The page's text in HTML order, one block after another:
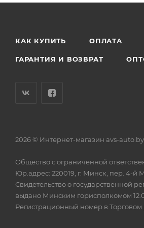
КАК КУПИТЬ ОПЛАТА
ГАРАНТИЯ И ВОЗВРАТ
2026 © Интернет-магазин avs-auto.by
Общество с ограниченной
Юр.адрес: 220019, г. Минск, пер. 4-й
Свидетельство о государственной
выдано Минским горисполкомом
Регистрационный номер в Торговом